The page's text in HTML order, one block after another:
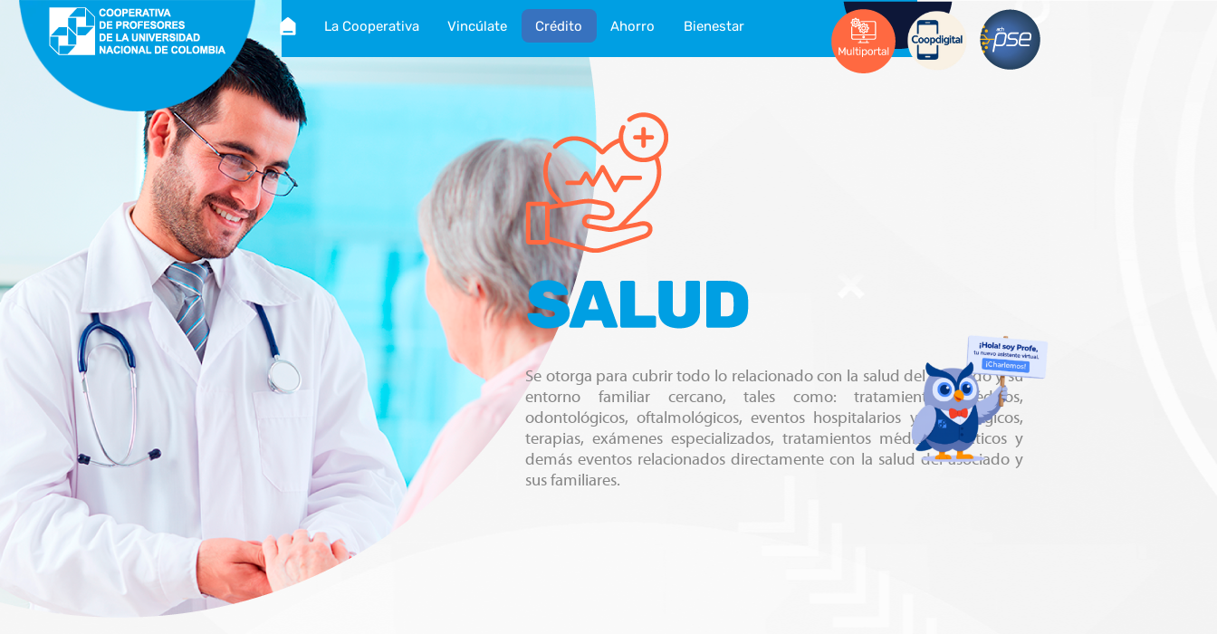
La Cooperativa Vincúlate Crédito Ahorro Bienestar
Se otorga para cubrir todo lo relacionado con la salud del asociado y su
entorno familiar cercano, tales como: tratamientos médicos,
odontológicos, oftalmológicos, eventos hospitalarios y/o quirúrgicos,
terapias, exámenes especializados, tratamientos médicos estéticos y
demás eventos relacionados directamente con la salud del asociado y
sus familiares.